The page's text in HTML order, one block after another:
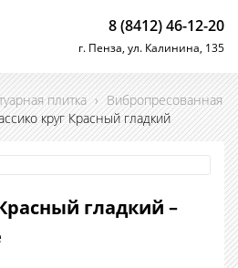
8 (8412) 46-12-20
г. Пенза, ул. Калинина, 135
плитка › Вибропресованная
круг Красный гладкий
гладкий –